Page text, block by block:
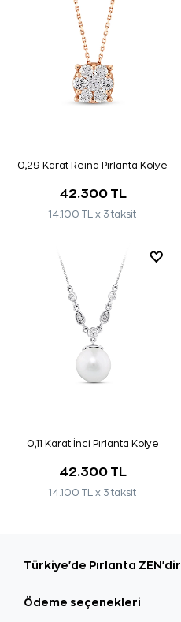
0,29 Karat Reina Pırlanta Kolye
42.300 TL
14.100 TL x 3 taksit
0,11 Karat İnci Pırlanta Kolye
42.300 TL
14.100 TL x 3 taksit
Türkiye'de Pırlanta ZEN'dir
Ödeme seçenekleri